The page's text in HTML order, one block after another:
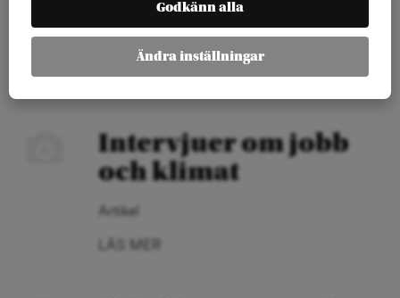
LÄS MER
Intervjuer om jobb
och klimat
Artikel
LÄS MER
Godkänn alla
Ändra inställningar